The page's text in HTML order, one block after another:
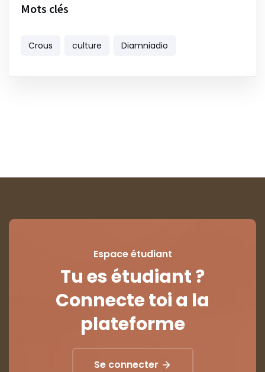
Mots clés
Crous culture Diamniadio
Espace étudiant
Tu es étudiant ?
Connecte toi a la
plateforme
Se connecter